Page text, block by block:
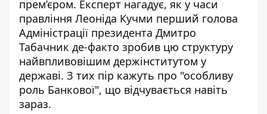
прем’єром. Експерт нагадує, як у часи
правління Леоніда Кучми перший голова
Адміністрації президента Дмитро
Табачник де-факто зробив цю структуру
найвпливовішим держінститутом у
державі. З тих пір кажуть про "особливу
роль Банкової", що відчувається навіть
зараз.